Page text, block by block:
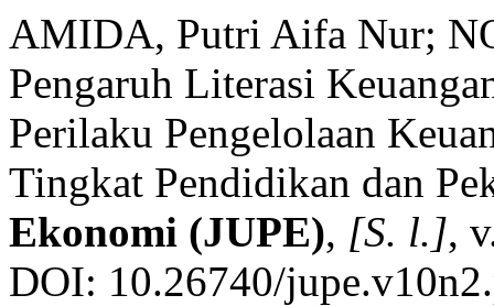
AMIDA, Putri Aifa Nur;
Pengaruh Literasi
Perilaku Pengelolaan
Tingkat Pendidikan dan
Ekonomi (JUPE), [S. l.],
DOI: 10.26740/